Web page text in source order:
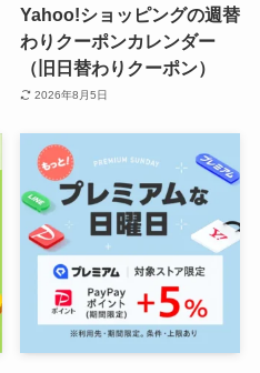
Yahoo!ショッピングの週替
わりクーポンカレンダー
（旧日替わりクーポン）
2026年8月5日